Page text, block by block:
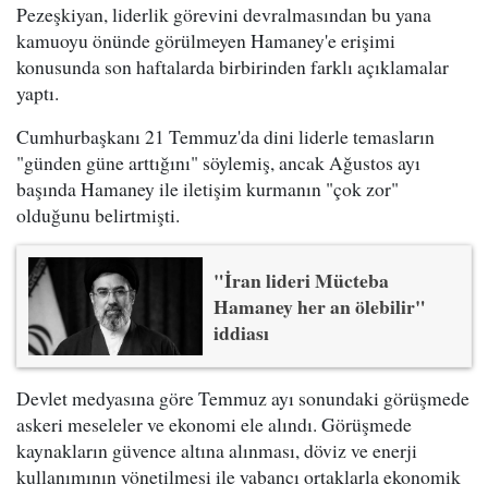
Pezeşkiyan, liderlik görevini devralmasından bu yana
kamuoyu önünde görülmeyen Hamaney'e erişimi
konusunda son haftalarda birbirinden farklı açıklamalar
yaptı.
Cumhurbaşkanı 21 Temmuz'da dini liderle temasların
"günden güne arttığını" söylemiş, ancak Ağustos ayı
başında Hamaney ile iletişim kurmanın "çok zor"
olduğunu belirtmişti.
"İran lideri Mücteba
Hamaney her an ölebilir"
iddiası
Devlet medyasına göre Temmuz ayı sonundaki görüşmede
askeri meseleler ve ekonomi ele alındı. Görüşmede
kaynakların güvence altına alınması, döviz ve enerji
kullanımının yönetilmesi ile yabancı ortaklarla ekonomik